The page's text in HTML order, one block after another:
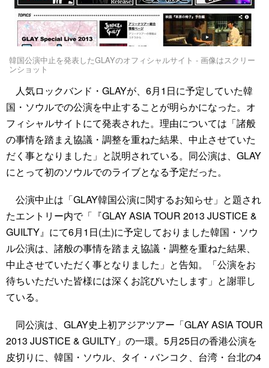
韓国公演中止を発表したGLAYのオフィシャルサイト - 画像はスクリー
ンショット
人気ロックバンド・GLAYが、6月1日に予定していた韓
国・ソウルでの公演を中止することが明らかになった。オ
フィシャルサイトにて発表された。理由については「諸般
の事情を踏まえ協議・調整を重ねた結果、中止させていた
だく事となりました」と説明されている。同公演は、GLAY
にとって初のソウルでのライブとなる予定だった。
公演中止は「GLAY韓国公演に関するお知らせ」と題され
たエントリー内で「『GLAY ASIA TOUR 2013 JUSTICE &
GUILTY』にて6月1日(土)に予定しておりました韓国・ソウ
ル公演は、諸般の事情を踏まえ協議・調整を重ねた結果、
中止させていただく事となりました」と告知。「公演をお
待ちいただいた皆様には深くお詫びいたします」と謝罪し
ている。
同公演は、GLAY史上初アジアツアー「GLAY ASIA TOUR
2013 JUSTICE & GUILTY」の一環。5月25日の香港公演を
皮切りに、韓国・ソウル、タイ・バンコク、台湾・台北の4